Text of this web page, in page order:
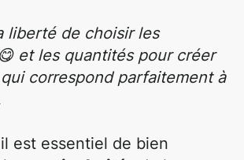
liberté de choisir les
et les quantités pour créer
correspond parfaitement à
est essentiel de bien